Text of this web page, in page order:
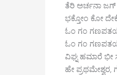
ತೆರಿ ಅರ್ಚನಾ ಜಗ್
ಭಕ್ತೋಂ ಕೋ
ಓಂ ಗಂ
ಓಂ ಗಂ
ವಿಘ್ನ ಹಮಾರೆ ಭೀ
ಹೇ